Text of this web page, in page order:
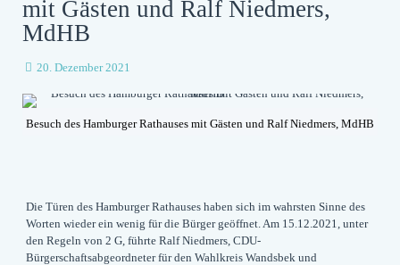
mit Gästen und Ralf Niedmers,
MdHB
20. Dezember 2021
Besuch des Hamburger Rathauses mit Gästen und Ralf Niedmers, MdHB
Die Türen des Hamburger Rathauses haben sich im wahrsten Sinne des
Worten wieder ein wenig für die Bürger geöffnet. Am 15.12.2021, unter
den Regeln von 2 G, führte Ralf Niedmers, CDU-
Bürgerschaftsabgeordneter für den Wahlkreis Wandsbek und